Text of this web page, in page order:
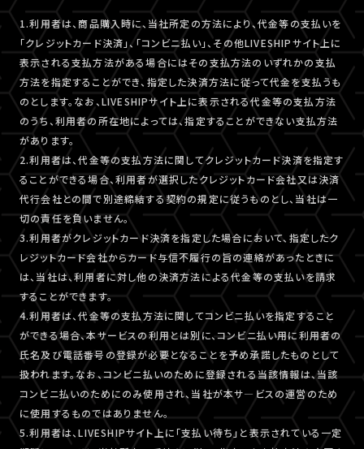
1.利用者は、商品購入時に、当社所定の方法により、代金等の支払いを
「クレジットカード決済」、「コンビニ払い」、その他LIVESHIPサイト上に
表示される支払方法がある場合にはその支払方法のいずれかの支払
方法を指定することができ、指定した決済方法に従って代金を支払うも
のとします。なお、LIVESHIPサイト上に表示される代金等の支払方法
のうち、利用者の所在地によっては、指定することができない支払方法
があります。
2.利用者は、代金等の支払方法に関してクレジットカード決済を指定す
ることができる場合、利用者が選択したクレジットカード会社又は決済
代行会社との間で別途締結する契約の規定に従うものとし、当社は一
切の責任を負いません。
3.利用者がクレジットカード決済を指定した場合において、指定したク
レジットカード会社からカード与信不履行の旨の連絡があったときに
は、当社は、利用者に対し他の決済方法による代金等の支払いを請求
することができます。
4.利用者は、代金等の支払方法に関してコンビニ払いを指定すること
ができる場合、本サービスの利用とは別に、コンビニ払い用に利用者の
氏名及び電話番号の登録が必要となることを予め承諾したものとして
扱われます。なお、コンビニ払いのために登録される当該情報は、当該
コンビニ払いのためにのみ使用され、当社が本サ―ビスの運営のため
に使用するものではありません。
5.利用者は、LIVESHIPサイト上に「支払い待ち」と表示されている一定